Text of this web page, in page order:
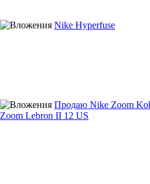
Nike Hyperfuse
Продаю Nike Zoom
Zoom Lebron II 12 US